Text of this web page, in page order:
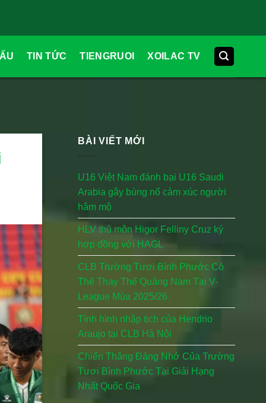
TIN TỨC TIENGRUOI XOILAC TV
BÀI VIẾT MỚI
U16 Việt Nam đánh bại U16 Saudi
Arabia gây bùng nổ cảm xúc người
hâm mộ
HLV thủ môn Higor Felliny Cruz ký
hợp đồng với HAGL
CLB Trường Tươi Bình Phước Có
Thể Thay Thế Quảng Nam Tại V-
League Mùa 2025/26
Tình hình nhập tịch của Hendrio
Araujo tại CLB Hà Nội
Chiến Thắng Đáng Nhớ Của Trường
Tươi Bình Phước Tại Giải Hạng
Nhất Quốc Gia